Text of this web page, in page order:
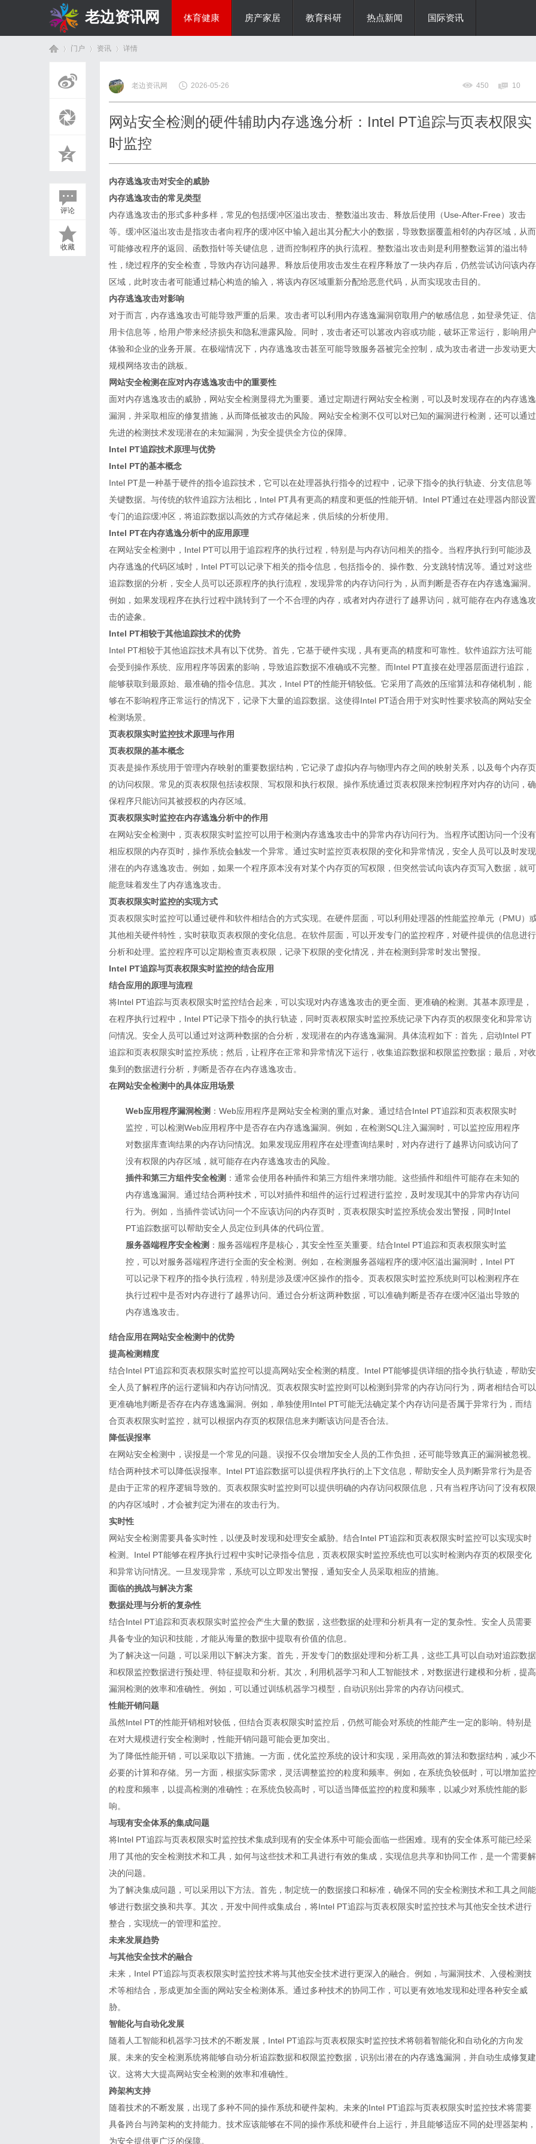
老边资讯网 体育健康 房产家居 教育科研 热点新闻 国际资讯
门户 资讯
›
详情
评论
收藏
老边资讯网 2026-05-26 450 10
网站安全检测的硬件辅助内存逃逸分析：Intel PT追踪与页表权限实
时监控
内存逃逸攻击对安全的威胁
内存逃逸攻击的常见类型
内存逃逸攻击的形式多种多样，常见的包括缓冲区溢出攻击、整数溢出攻击、释放后使用（Use-After-Free）攻击
等。缓冲区溢出攻击是指攻击者向程序的缓冲区中输入超出其分配大小的数据，导致数据覆盖相邻的内存区域，从而
可能修改程序的返回、函数指针等关键信息，进而控制程序的执行流程。整数溢出攻击则是利用整数运算的溢出特
性，绕过程序的安全检查，导致内存访问越界。释放后使用攻击发生在程序释放了一块内存后，仍然尝试访问该内存
区域，此时攻击者可能通过精心构造的输入，将该内存区域重新分配给恶意代码，从而实现攻击目的。
内存逃逸攻击对影响
对于而言，内存逃逸攻击可能导致严重的后果。攻击者可以利用内存逃逸漏洞窃取用户的敏感信息，如登录凭证、信
用卡信息等，给用户带来经济损失和隐私泄露风险。同时，攻击者还可以篡改内容或功能，破坏正常运行，影响用户
体验和企业的业务开展。在极端情况下，内存逃逸攻击甚至可能导致服务器被完全控制，成为攻击者进一步发动更大
规模网络攻击的跳板。
网站安全检测在应对内存逃逸攻击中的重要性
面对内存逃逸攻击的威胁， 网站安全检测 显得尤为重要。通过定期进行网站安全检测，可以及时发现存在的内存逃逸
漏洞，并采取相应的修复措施，从而降低被攻击的风险。网站安全检测不仅可以对已知的漏洞进行检测，还可以通过
先进的检测技术发现潜在的未知漏洞，为安全提供全方位的保障。
Intel PT追踪技术原理与优势
Intel PT的基本概念
Intel PT是一种基于硬件的指令追踪技术，它可以在处理器执行指令的过程中，记录下指令的执行轨迹、分支信息等
关键数据。与传统的软件追踪方法相比，Intel PT具有更高的精度和更低的性能开销。Intel PT通过在处理器内部设置
专门的追踪缓冲区，将追踪数据以高效的方式存储起来，供后续的分析使用。
Intel PT在内存逃逸分析中的应用原理
在网站安全检测中，Intel PT可以用于追踪程序的执行过程，特别是与内存访问相关的指令。当程序执行到可能涉及
内存逃逸的代码区域时，Intel PT可以记录下相关的指令信息，包括指令的、操作数、分支跳转情况等。通过对这些
追踪数据的分析，安全人员可以还原程序的执行流程，发现异常的内存访问行为，从而判断是否存在内存逃逸漏洞。
例如，如果发现程序在执行过程中跳转到了一个不合理的内存，或者对内存进行了越界访问，就可能存在内存逃逸攻
击的迹象。
Intel PT相较于其他追踪技术的优势
Intel PT相较于其他追踪技术具有以下优势。首先，它基于硬件实现，具有更高的精度和可靠性。软件追踪方法可能
会受到操作系统、应用程序等因素的影响，导致追踪数据不准确或不完整。而Intel PT直接在处理器层面进行追踪，
能够获取到最原始、最准确的指令信息。其次，Intel PT的性能开销较低。它采用了高效的压缩算法和存储机制，能
够在不影响程序正常运行的情况下，记录下大量的追踪数据。这使得Intel PT适合用于对实时性要求较高的网站安全
检测场景。
页表权限实时监控技术原理与作用
页表权限的基本概念
页表是操作系统用于管理内存映射的重要数据结构，它记录了虚拟内存与物理内存之间的映射关系，以及每个内存页
的访问权限。常见的页表权限包括读权限、写权限和执行权限。操作系统通过页表权限来控制程序对内存的访问，确
保程序只能访问其被授权的内存区域。
页表权限实时监控在内存逃逸分析中的作用
在网站安全检测中，页表权限实时监控可以用于检测内存逃逸攻击中的异常内存访问行为。当程序试图访问一个没有
相应权限的内存页时，操作系统会触发一个异常。通过实时监控页表权限的变化和异常情况，安全人员可以及时发现
潜在的内存逃逸攻击。例如，如果一个程序原本没有对某个内存页的写权限，但突然尝试向该内存页写入数据，就可
能意味着发生了内存逃逸攻击。
页表权限实时监控的实现方式
页表权限实时监控可以通过硬件和软件相结合的方式实现。在硬件层面，可以利用处理器的性能监控单元（PMU）
其他相关硬件特性，实时获取页表权限的变化信息。在软件层面，可以开发专门的监控程序，对硬件提供的信息进行
分析和处理。监控程序可以定期检查页表权限，记录下权限的变化情况，并在检测到异常时发出警报。
Intel PT追踪与页表权限实时监控的结合应用
结合应用的原理与流程
将Intel PT追踪与页表权限实时监控结合起来，可以实现对内存逃逸攻击的更全面、更准确的检测。其基本原理是，
在程序执行过程中，Intel PT记录下指令的执行轨迹，同时页表权限实时监控系统记录下内存页的权限变化和异常访
问情况。安全人员可以通过对这两种数据的合分析，发现潜在的内存逃逸漏洞。具体流程如下：首先，启动Intel PT
追踪和页表权限实时监控系统；然后，让程序在正常和异常情况下运行，收集追踪数据和权限监控数据；最后，对收
集到的数据进行分析，判断是否存在内存逃逸攻击。
在网站安全检测中的具体应用场景
Web应用程序漏洞检测 ：Web应用程序是网站安全检测的重点对象。通过结合Intel PT追踪和页表权限实时
监控，可以检测Web应用程序中是否存在内存逃逸漏洞。例如，在检测SQL注入漏洞时，可以监控应用程序
对数据库查询结果的内存访问情况。如果发现应用程序在处理查询结果时，对内存进行了越界访问或访问了
没有权限的内存区域，就可能存在内存逃逸攻击的风险。
插件和第三方组件安全检测 ：通常会使用各种插件和第三方组件来增功能。这些插件和组件可能存在未知的
内存逃逸漏洞。通过结合两种技术，可以对插件和组件的运行过程进行监控，及时发现其中的异常内存访问
行为。例如，当插件尝试访问一个不应该访问的内存页时，页表权限实时监控系统会发出警报，同时Intel
PT追踪数据可以帮助安全人员定位到具体的代码位置。
服务器端程序安全检测 ：服务器端程序是核心，其安全性至关重要。结合Intel PT追踪和页表权限实时监
控，可以对服务器端程序进行全面的安全检测。例如，在检测服务器端程序的缓冲区溢出漏洞时，Intel PT
可以记录下程序的指令执行流程，特别是涉及缓冲区操作的指令。页表权限实时监控系统则可以检测程序在
执行过程中是否对内存进行了越界访问。通过合分析这两种数据，可以准确判断是否存在缓冲区溢出导致的
内存逃逸攻击。
结合应用在网站安全检测中的优势
提高检测精度
结合Intel PT追踪和页表权限实时监控可以提高网站安全检测 的精度。Intel PT能够提供详细的指令执行轨迹，帮助安
全人员了解程序的运行逻辑和内存访问情况。页表权限实时监控则可以检测到异常的内存访问行为，两者相结合可以
更准确地判断是否存在内存逃逸漏洞。例如，单独使用Intel PT可能无法确定某个内存访问是否属于异常行为，而结
合页表权限实时监控，就可以根据内存页的权限信息来判断该访问是否合法。
降低误报率
在网站安全检测中，误报是一个常见的问题。误报不仅会增加安全人员的工作负担，还可能导致真正的漏洞被忽视。
结合两种技术可以降低误报率。Intel PT追踪数据可以提供程序执行的上下文信息，帮助安全人员判断异常行为是否
是由于正常的程序逻辑导致的。页表权限实时监控则可以提供明确的内存访问权限信息，只有当程序访问了没有权限
的内存区域时，才会被判定为潜在的攻击行为。
实时性
网站安全检测需要具备实时性，以便及时发现和处理安全威胁。结合Intel PT追踪和页表权限实时监控可以实现实时
检测。Intel PT能够在程序执行过程中实时记录指令信息，页表权限实时监控系统也可以实时检测内存页的权限变化
和异常访问情况。一旦发现异常，系统可以立即发出警报，通知安全人员采取相应的措施。
面临的挑战与解决方案
数据处理与分析的复杂性
结合Intel PT追踪和页表权限实时监控会产生大量的数据，这些数据的处理和分析具有一定的复杂性。安全人员需要
具备专业的知识和技能，才能从海量的数据中提取有价值的信息。
为了解决这一问题，可以采用以下解决方案。首先，开发专门的数据处理和分析工具，这些工具可以自动对追踪数据
和权限监控数据进行预处理、特征提取和分析。其次，利用机器学习和人工智能技术，对数据进行建模和分析，提高
漏洞检测的效率和准确性。例如，可以通过训练机器学习模型，自动识别出异常的内存访问模式。
性能开销问题
虽然Intel PT的性能开销相对较低，但结合页表权限实时监控后，仍然可能会对系统的性能产生一定的影响。特别是
在对大规模进行安全检测时，性能开销问题可能会更加突出。
为了降低性能开销，可以采取以下措施。一方面，优化监控系统的设计和实现，采用高效的算法和数据结构，减少不
必要的计算和存储。另一方面，根据实际需求，灵活调整监控的粒度和频率。例如，在系统负较低时，可以增加监控
的粒度和频率，以提高检测的准确性；在系统负较高时，可以适当降低监控的粒度和频率，以减少对系统性能的影
响。
与现有安全体系的集成问题
将Intel PT追踪与页表权限实时监控技术集成到现有的安全体系中可能会面临一些困难。现有的安全体系可能已经采
用了其他的安全检测技术和工具，如何与这些技术和工具进行有效的集成，实现信息共享和协同工作，是一个需要解
决的问题。
为了解决集成问题，可以采用以下方法。首先，制定统一的数据接口和标准，确保不同的安全检测技术和工具之间能
够进行数据交换和共享。其次，开发中间件或集成台，将Intel PT追踪与页表权限实时监控技术与其他安全技术进行
整合，实现统一的管理和监控。
未来发展趋势
与其他安全技术的融合
未来，Intel PT追踪与页表权限实时监控技术将与其他安全技术进行更深入的融合。例如，与漏洞技术、入侵检测技
术等相结合，形成更加全面的网站安全检测体系。通过多种技术的协同工作，可以更有效地发现和处理各种安全威
胁。
智能化与自动化发展
随着人工智能和机器学习技术的不断发展，Intel PT追踪与页表权限实时监控技术将朝着智能化和自动化的方向发
展。未来的安全检测系统将能够自动分析追踪数据和权限监控数据，识别出潜在的内存逃逸漏洞，并自动生成修复建
议。这将大大提高网站安全检测的效率和准确性。
跨架构支持
随着技术的不断发展，出现了多种不同的操作系统和硬件架构。未来的Intel PT追踪与页表权限实时监控技术将需要
具备跨台与跨架构的支持能力。技术应该能够在不同的操作系统和硬件台上运行，并且能够适应不同的处理器架构，
为安全提供更广泛的保障。